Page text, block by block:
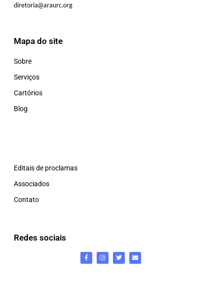
diretoria@araurc.org
Mapa do site
Sobre
Serviços
Cartórios
Blog
Editais de proclamas
Associados
Contato
Redes sociais